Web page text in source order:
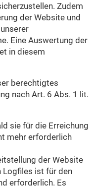
Zudem
der Website und
Eine Auswertung der
in diesem
berechtigtes
nach Art. 6 Abs. 1 lit.
sie für die Erreichung
mehr erforderlich
der Website
Logfiles ist für den
erforderlich. Es